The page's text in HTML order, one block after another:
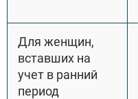
Для женщин,
вставших на
учет в ранний
период